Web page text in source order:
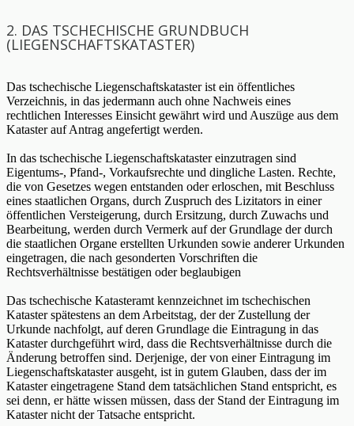
2. DAS TSCHECHISCHE GRUNDBUCH
(LIEGENSCHAFTSKATASTER)
Das tschechische Liegenschaftskataster ist ein öffentliches
Verzeichnis, in das jedermann auch ohne Nachweis eines
rechtlichen Interesses Einsicht gewährt wird und Auszüge aus dem
Kataster auf Antrag angefertigt werden.
In das tschechische Liegenschaftskataster einzutragen sind
Eigentums-, Pfand-, Vorkaufsrechte und dingliche Lasten. Rechte,
die von Gesetzes wegen entstanden oder erloschen, mit Beschluss
eines staatlichen Organs, durch Zuspruch des Lizitators in einer
öffentlichen Versteigerung, durch Ersitzung, durch Zuwachs und
Bearbeitung, werden durch Vermerk auf der Grundlage der durch
die staatlichen Organe erstellten Urkunden sowie anderer Urkunden
eingetragen, die nach gesonderten Vorschriften die
Rechtsverhältnisse bestätigen oder beglaubigen
Das tschechische Katasteramt kennzeichnet im tschechischen
Kataster spätestens an dem Arbeitstag, der der Zustellung der
Urkunde nachfolgt, auf deren Grundlage die Eintragung in das
Kataster durchgeführt wird, dass die Rechtsverhältnisse durch die
Änderung betroffen sind. Derjenige, der von einer Eintragung im
Liegenschaftskataster ausgeht, ist in gutem Glauben, dass der im
Kataster eingetragene Stand dem tatsächlichen Stand entspricht, es
sei denn, er hätte wissen müssen, dass der Stand der Eintragung im
Kataster nicht der Tatsache entspricht.